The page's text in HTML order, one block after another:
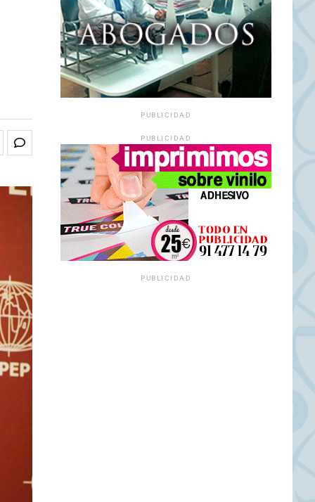
PUBLICIDAD
PUBLICIDAD
PUBLICIDAD